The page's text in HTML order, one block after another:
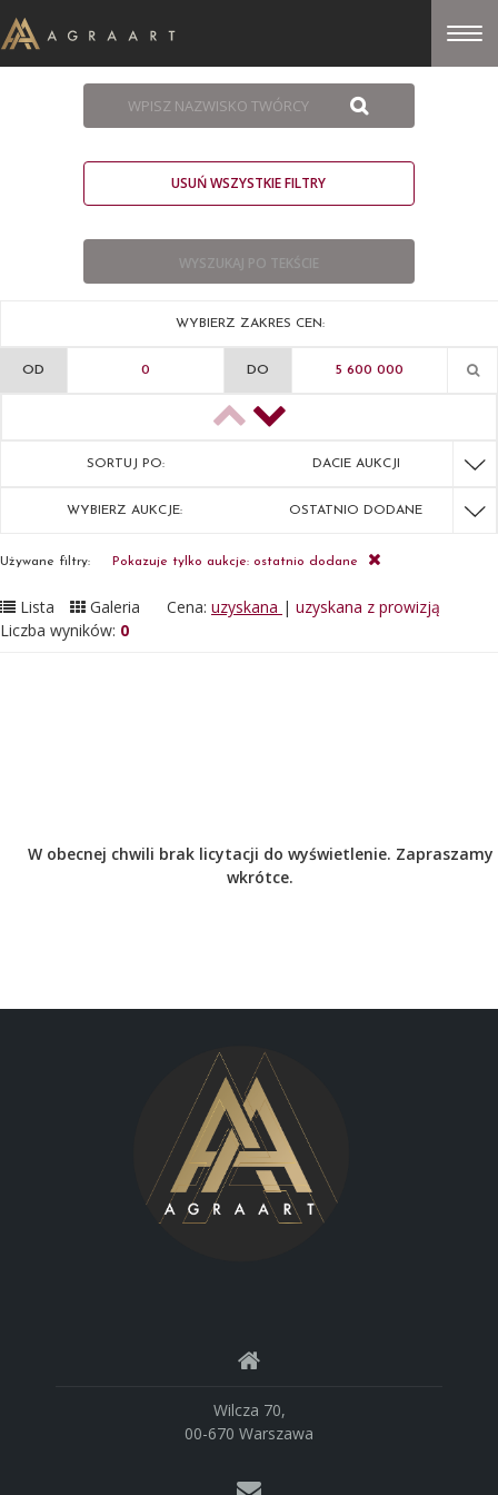
USUŃ WSZYSTKIE FILTRY
WYBIERZ ZAKRES CEN:
OD DO
SORTUJ PO: DACIE AUKCJI
WYBIERZ AUKCJE: OSTATNIO DODANE
Używane filtry: Pokazuje tylko aukcje: ostatnio dodane
Lista Galeria Cena: uzyskana | uzyskana z prowizją
Liczba wyników: 0
W obecnej chwili brak licytacji do wyświetlenie. Zapraszamy
wkrótce.
Wilcza 70,
00-670 Warszawa